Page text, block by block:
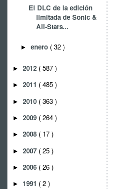
El DLC de la edición
limitada de Sonic &
All-Stars...
► enero ( 32 )
► 2012 ( 587 )
► 2011 ( 485 )
► 2010 ( 363 )
► 2009 ( 264 )
► 2008 ( 17 )
► 2007 ( 25 )
► 2006 ( 26 )
► 1991 ( 2 )